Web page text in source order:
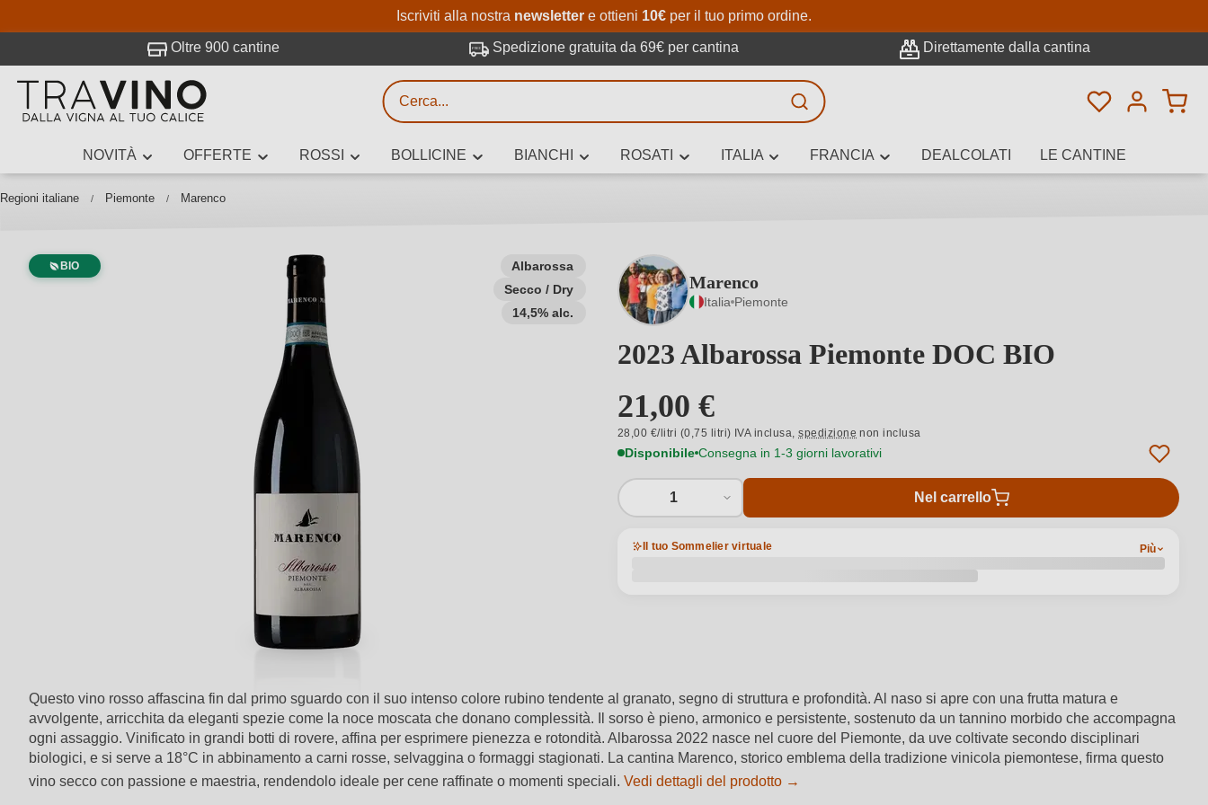
Passa al contenuto principale
Salta alla ricerca
Passa alla navigazione principale
Iscriviti alla nostra newsletter e ottieni 10€ per il tuo primo ordine.
Oltre 900 cantine Spedizione gratuita da 69€ per cantina Direttamente dalla cantina
Hai 0 articoli
NOVITÀ OFFERTE ROSSI BOLLICINE BIANCHI ROSATI ITALIA FRANCIA DEALCOLATI LE CANTINE
Regioni italiane Piemonte Marenco
Albarossa
Secco / Dry
14,5% alc.
BIO
Marenco
Italia Piemonte
2023 Albarossa Piemonte DOC BIO
21,00 €
28,00 €/litri (0,75 litri) IVA inclusa,spedizione non inclusa
Disponibile Consegna in 1-3 giorni lavorativi
1 Nel carrello
Il tuo Sommelier virtuale Più
Questo vino rosso affascina fin dal primo sguardo con il suo intenso colore rubino tendente al granato, segno di struttura e profondità. Al naso si apre con una frutta matura e
avvolgente, arricchita da eleganti spezie come la noce moscata che donano complessità. Il sorso è pieno, armonico e persistente, sostenuto da un tannino morbido che accompagna
ogni assaggio. Vinificato in grandi botti di rovere, affina per esprimere pienezza e rotondità. Albarossa 2022 nasce nel cuore del Piemonte, da uve coltivate secondo disciplinari
biologici, e si serve a 18°C in abbinamento a carni rosse, selvaggina o formaggi stagionati. La cantina Marenco, storico emblema della tradizione vinicola piemontese, firma questo
vino secco con passione e maestria, rendendolo ideale per cene raffinate o momenti speciali. Vedi dettagli del prodotto →
Ricerca vini
Inserisci almeno 3 caratteri
Ricerca avanzata
Descrivi il vino stai cercando – per gusto, occasione, nome del vino, vitigno, regione, cantina o
altri criteri.
Travino.